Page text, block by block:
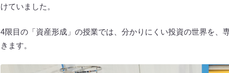
けていました。
4限目の「資産形成」の授業では、分かりにくい投資の世界を、
きます。